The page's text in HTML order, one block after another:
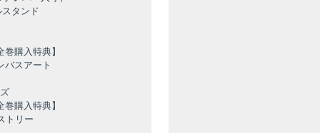
タンド
巻購入特典】
バスアート
巻購入特典】
トリー